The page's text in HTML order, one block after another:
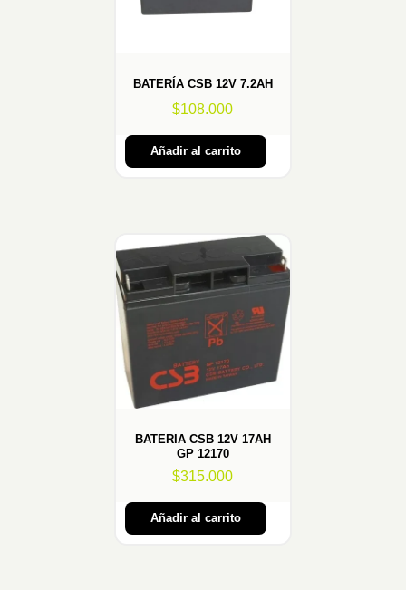
BATERÍA CSB 12V 7.2AH
$108.000
Añadir al carrito
BATERIA CSB 12V 17AH
GP 12170
$315.000
Añadir al carrito